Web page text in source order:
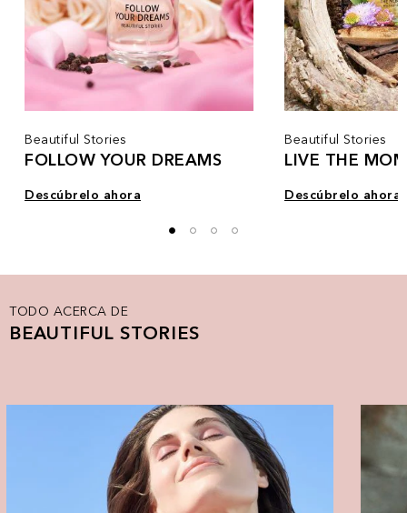
Beautiful Stories
FOLLOW YOUR DREAMS
Descúbrelo ahora
Beautiful Stories
LIVE THE
Descúbrelo ahora
TODO ACERCA DE
BEAUTIFUL STORIES